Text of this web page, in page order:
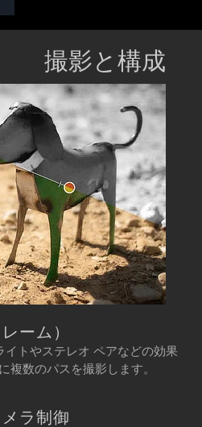
撮影と構成
ーム）
トやステレオ ペアなどの効果
複数のパスを撮影します。
ラ制御